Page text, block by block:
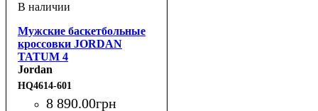
Мужские баскетбольные
кроссовки JORDAN
TATUM 4
Jordan
HQ4614-601
8 890.00грн